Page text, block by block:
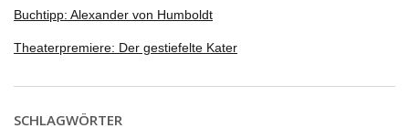
Buchtipp: Alexander von Humboldt
Theaterpremiere: Der gestiefelte Kater
SCHLAGWÖRTER